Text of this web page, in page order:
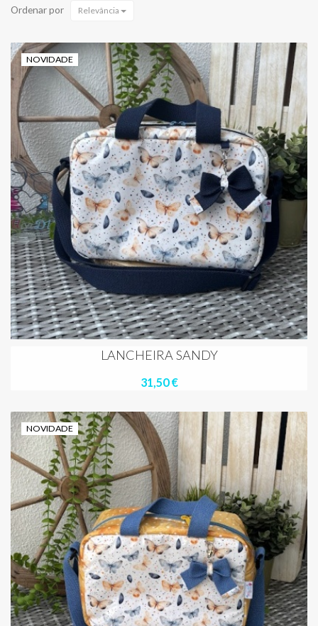
Ordenar por Relevância
NOVIDADE
LANCHEIRA SANDY
31,50 €
NOVIDADE